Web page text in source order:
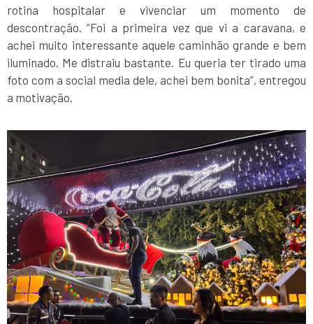
rotina hospitalar e vivenciar um momento de
descontração. “Foi a primeira vez que vi a caravana, e
achei muito interessante aquele caminhão grande e bem
iluminado. Me distraiu bastante. Eu queria ter tirado uma
foto com a social media dele, achei bem bonita”, entregou
a motivação.